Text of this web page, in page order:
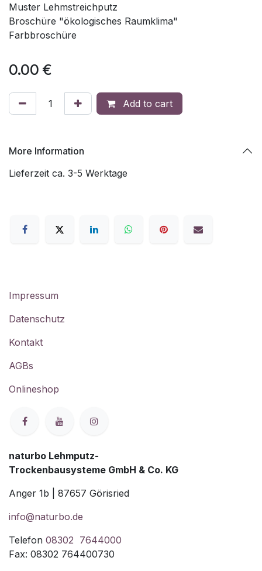
Muster Lehmstreichputz
Broschüre "ökologisches Raumklima"
Farbbroschüre
0.00 €
Add to cart
More Information
Lieferzeit ca. 3-5 Werktage
Impressum
Datenschutz
Kontakt
AGBs
Onlineshop
naturbo Lehmputz-
Trockenbausysteme GmbH & Co. KG
Anger 1b | 87657 Görisried
info@naturbo.de
Telefon 08302 7644000
Fax: 08302 764400730